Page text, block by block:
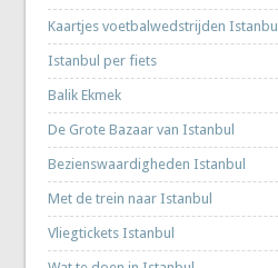
Kaartjes voetbalwedstrijden Istanbul
Istanbul per fiets
Balik Ekmek
De Grote Bazaar van Istanbul
Bezienswaardigheden Istanbul
Met de trein naar Istanbul
Vliegtickets Istanbul